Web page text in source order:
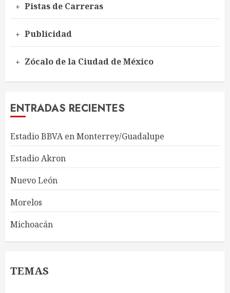
Pistas de Carreras
Publicidad
Zócalo de la Ciudad de México
ENTRADAS RECIENTES
Estadio BBVA en Monterrey/Guadalupe
Estadio Akron
Nuevo León
Morelos
Michoacán
TEMAS